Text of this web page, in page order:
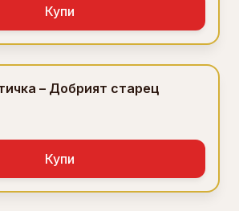
Купи
– Добрият старец
Купи